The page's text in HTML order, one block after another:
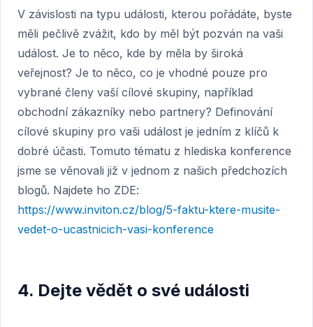
V závislosti na typu události, kterou pořádáte, byste
měli pečlivě zvážit, kdo by měl být pozván na vaši
událost. Je to něco, kde by měla by široká
veřejnost? Je to něco, co je vhodné pouze pro
vybrané členy vaší cílové skupiny, například
obchodní zákazníky nebo partnery? Definování
cílové skupiny pro vaši událost je jedním z klíčů k
dobré účasti. Tomuto tématu z hlediska konference
jsme se věnovali již v jednom z našich předchozích
blogů. Najdete ho ZDE:
https://www.inviton.cz/blog/5-faktu-ktere-musite-
vedet-o-ucastnicich-vasi-konference
4. Dejte vědět o své události